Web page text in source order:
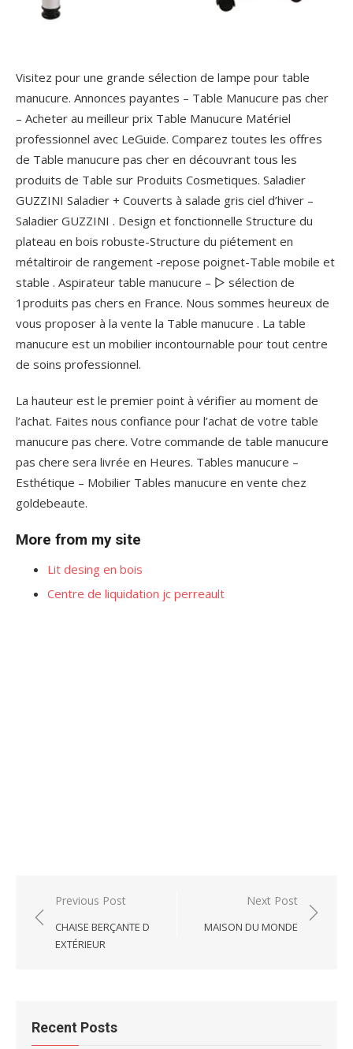
Visitez pour une grande sélection de lampe pour table
manucure. Annonces payantes – Table Manucure pas cher
– Acheter au meilleur prix Table Manucure Matériel
professionnel avec LeGuide. Comparez toutes les offres
de Table manucure pas cher en découvrant tous les
produits de Table sur Produits Cosmetiques. Saladier
GUZZINI Saladier + Couverts à salade gris ciel d’hiver –
Saladier GUZZINI . Design et fonctionnelle Structure du
plateau en bois robuste-Structure du piétement en
métaltiroir de rangement -repose poignet-Table mobile et
stable . Aspirateur table manucure – ▻ sélection de
1produits pas chers en France. Nous sommes heureux de
vous proposer à la vente la Table manucure . La table
manucure est un mobilier incontournable pour tout centre
de soins professionnel.
La hauteur est le premier point à vérifier au moment de
l’achat. Faites nous confiance pour l’achat de votre table
manucure pas chere. Votre commande de table manucure
pas chere sera livrée en Heures. Tables manucure –
Esthétique – Mobilier Tables manucure en vente chez
goldebeaute.
More from my site
Lit desing en bois
Centre de liquidation jc perreault
Post
navigation
Previous Post
CHAISE BERÇANTE D
EXTÉRIEUR
Next Post
MAISON DU MONDE
Recent Posts